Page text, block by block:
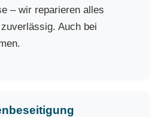
– wir reparieren alles
Auch bei